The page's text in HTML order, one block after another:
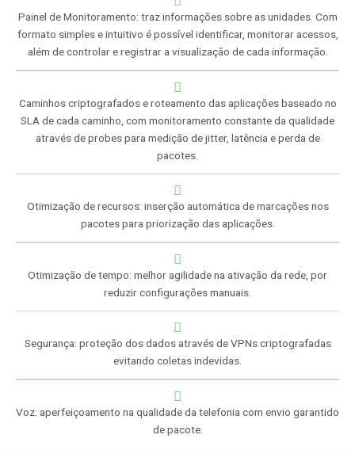
Painel de Monitoramento: traz informações sobre as unidades. Com
formato simples e intuitivo é possível identificar, monitorar acessos,
além de controlar e registrar a visualização de cada informação.
Caminhos criptografados e roteamento das aplicações baseado no
SLA de cada caminho, com monitoramento constante da qualidade
através de probes para medição de jitter, latência e perda de
pacotes.
Otimização de recursos: inserção automática de marcações nos
pacotes para priorização das aplicações.
Otimização de tempo: melhor agilidade na ativação da rede, por
reduzir configurações manuais.
Segurança: proteção dos dados através de VPNs criptografadas
evitando coletas indevidas.
Voz: aperfeiçoamento na qualidade da telefonia com envio garantido
de pacote.